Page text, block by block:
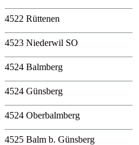
4522 Rüttenen
4523 Niederwil SO
4524 Balmberg
4524 Günsberg
4524 Oberbalmberg
4525 Balm b. Günsberg